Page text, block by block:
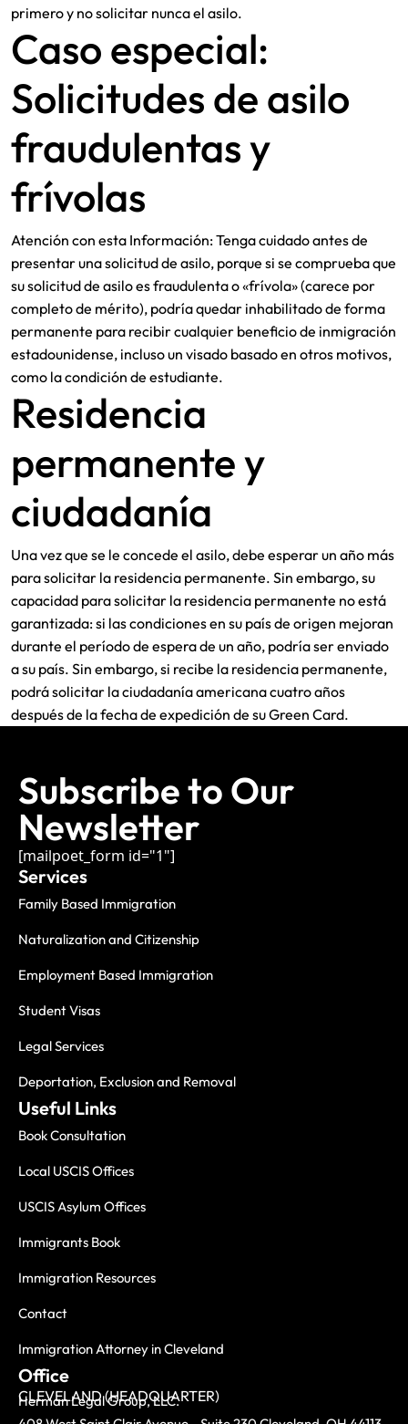
primero y no solicitar nunca el asilo.
Caso especial:
Solicitudes de asilo
fraudulentas y
frívolas
Atención con esta Información: Tenga cuidado antes de
presentar una solicitud de asilo, porque si se comprueba que
su solicitud de asilo es fraudulenta o «frívola» (carece por
completo de mérito), podría quedar inhabilitado de forma
permanente para recibir cualquier beneficio de inmigración
estadounidense, incluso un visado basado en otros motivos,
como la condición de estudiante.
Residencia
permanente y
ciudadanía
Una vez que se le concede el asilo, debe esperar un año más
para solicitar la residencia permanente. Sin embargo, su
capacidad para solicitar la residencia permanente no está
garantizada: si las condiciones en su país de origen mejoran
durante el período de espera de un año, podría ser enviado
a su país. Sin embargo, si recibe la residencia permanente,
podrá solicitar la ciudadanía americana cuatro años
después de la fecha de expedición de su Green Card.
Subscribe to Our
Newsletter
[mailpoet_form id="1"]
Services
Family Based Immigration
Naturalization and Citizenship
Employment Based Immigration
Student Visas
Legal Services
Deportation, Exclusion and Removal
Useful Links
Book Consultation
Local USCIS Offices
USCIS Asylum Offices
Immigrants Book
Immigration Resources
Contact
Immigration Attorney in Cleveland
Office
CLEVELAND (HEADQUARTER)
Herman Legal Group, LLC.